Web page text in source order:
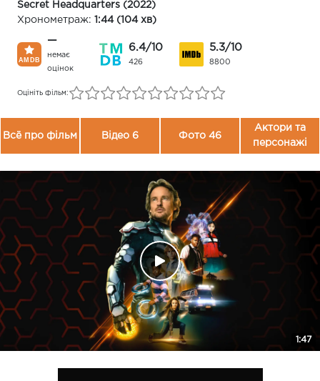
Secret Headquarters (2022)
Хронометраж: 1:44 (104 хв)
—
немає
оцінок
6.4/10
426
5.3/10
8800
Оцініть фільм:
Всё про фільм Відео 6 Фото 46
Актори та
персонажі
1:47